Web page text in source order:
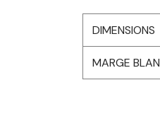
DIMENSIONS
MARGE